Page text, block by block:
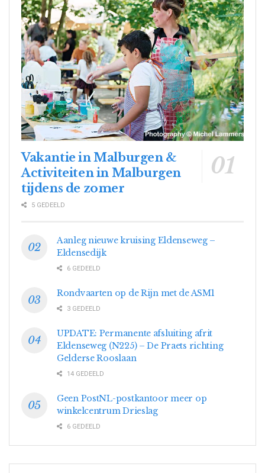
Vakantie in Malburgen &
Activiteiten in Malburgen
tijdens de zomer
5 GEDEELD
Aanleg nieuwe kruising Eldenseweg –
Eldensedijk
6 GEDEELD
Rondvaarten op de Rijn met de ASM1
3 GEDEELD
UPDATE: Permanente afsluiting afrit
Eldenseweg (N225) – De Praets richting
Gelderse Rooslaan
14 GEDEELD
Geen PostNL-postkantoor meer op
winkelcentrum Drieslag
6 GEDEELD